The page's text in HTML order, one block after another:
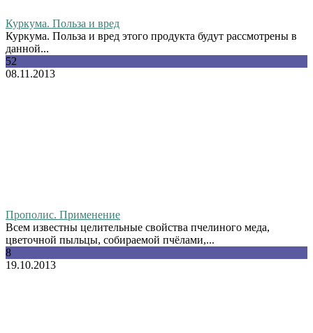
Куркума. Польза и вред
Куркума. Польза и вред этого продукта будут рассмотрены в
данной...
52
08.11.2013
Прополис. Применение
Всем известны целительные свойства пчелиного меда,
цветочной пыльцы, собираемой пчёлами,...
8
19.10.2013